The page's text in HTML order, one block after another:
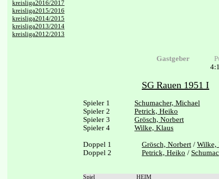
kreisliga2016/2017
kreisliga2015/2016
kreisliga2014/2015
kreisliga2013/2014
kreisliga2012/2013
Gastgeber
SG Rauen 1951 I
Spieler 1
Schumacher, Michael
Spieler 2
Petrick, Heiko
Spieler 3
Grösch, Norbert
Spieler 4
Wilke, Klaus
Doppel 1 Grösch, Norbert / Wilke,
Doppel 2
Petrick, Heiko /
Spiel
HEIM